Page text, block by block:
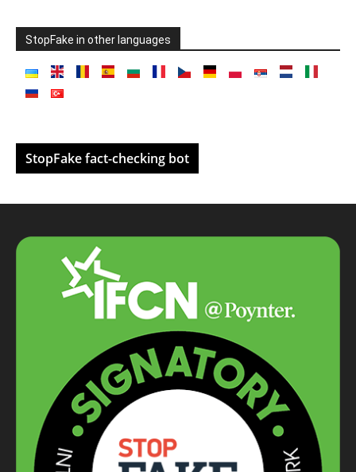
StopFake in other languages
StopFake fact-checking bot